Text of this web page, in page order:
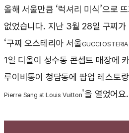
올해 서울만큼 ‘럭셔리 미식’으로
없었습니다. 지난 3월 28일 구찌가
‘구찌 오스테리아 서울GUCCI OSTERIA
1일 디올이 성수동 콘셉트 매장에
루이비통이 청담동에 팝업 레스토
Pierre Sang at Louis Vuitton'을 열었어요.